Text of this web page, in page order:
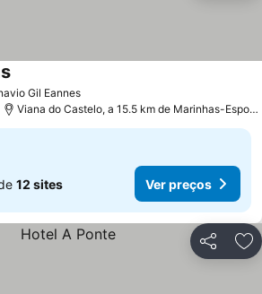
Gil EannesVer preços
Ver preços
Viana do Castelo, a 15.5 km de Marinhas-
12 sites Ver preços
Partilhar